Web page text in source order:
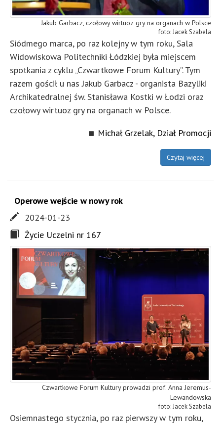
Jakub Garbacz, czołowy wirtuoz gry na organach w Polsce
Jacek Szabela
Siódmego marca, po raz kolejny w tym roku, Sala
Widowiskowa Politechniki Łódzkiej była miejscem
spotkania z cyklu „Czwartkowe Forum Kultury”. Tym
razem gościł u nas Jakub Garbacz - organista Bazyliki
Archikatedralnej św. Stanisława Kostki w Łodzi oraz
czołowy wirtuoz gry na organach w Polsce.
Michał Grzelak, Dział Promocji
Czytaj więcej
Operowe wejście w nowy rok
2024-01-23
Życie Uczelni nr 167
Czwartkowe Forum Kultury prowadzi prof. Anna Jeremus-
Lewandowska
Jacek Szabela
Osiemnastego stycznia, po raz pierwszy w tym roku,